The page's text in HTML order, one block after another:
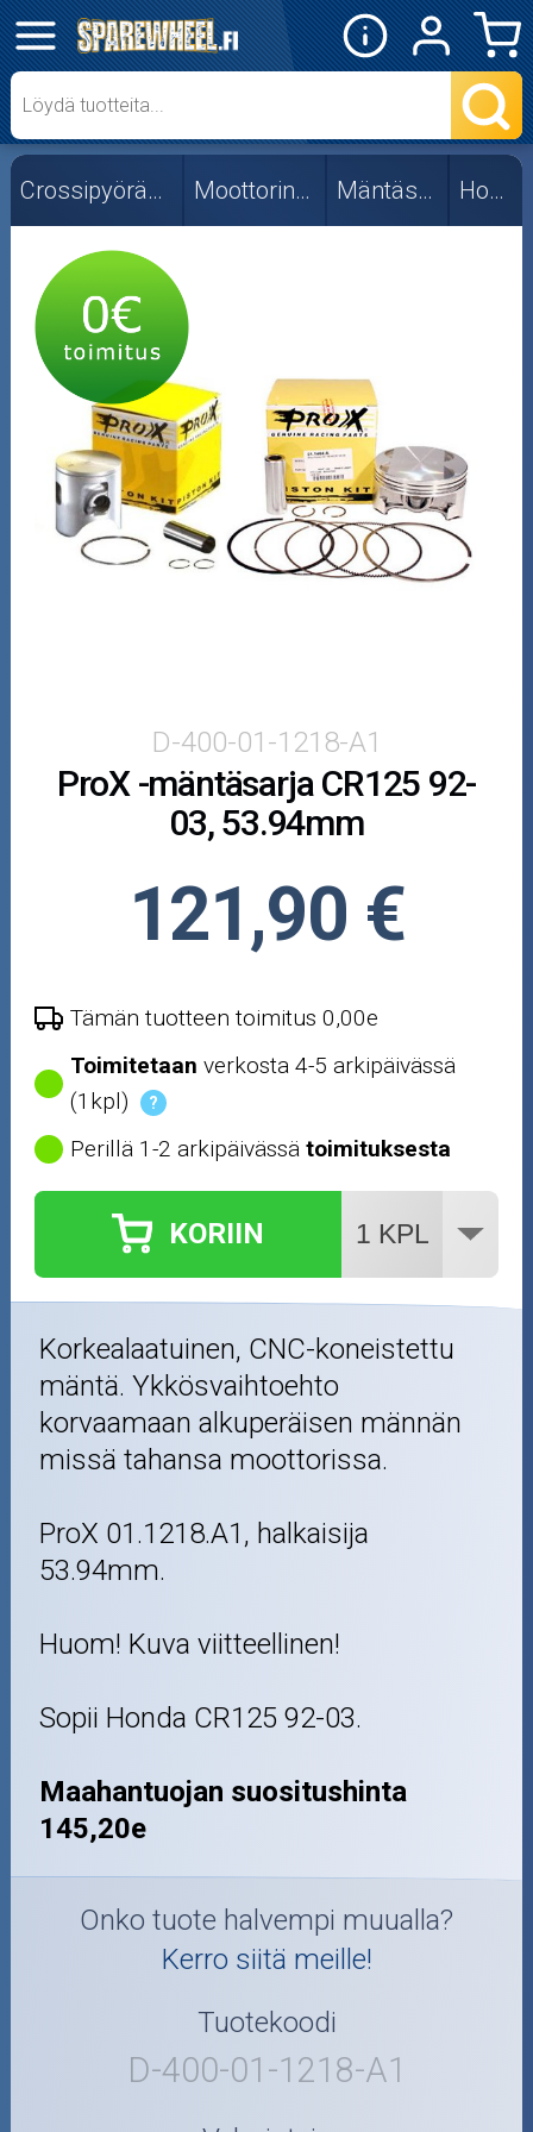
✕
Mopon osat
Skootterin osat
Crossipyörän osat
Moottoripyörän osat
Moottorikelkan osat
Mopoauton osat
Mönkijän osat
Puutarha ja metsä
Öljyt ja kemikaalit
Outlet-tuotteet
Crossipyörän osat Moottorin osat Mäntäsarjat Honda
D-400-01-1218-A1
ProX -mäntäsarja CR125 92-
03, 53.94mm
121,90 €
Tämän tuotteen toimitus 0,00e
Toimitetaan verkosta 4-5 arkipäivässä
(1kpl)
?
Perillä 1-2 arkipäivässätoimituksesta
KORIIN
Korkealaatuinen, CNC-koneistettu
mäntä. Ykkösvaihtoehto
korvaamaan alkuperäisen männän
missä tahansa moottorissa.
ProX 01.1218.A1, halkaisija
53.94mm.
Huom! Kuva viitteellinen!
Sopii Honda CR125 92-03.
Maahantuojan suositushinta
145,20e
Onko tuote halvempi muualla?
Kerro siitä meille!
Tuotekoodi
D-400-01-1218-A1